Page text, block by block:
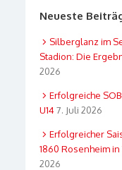
Neueste
Silberglanz im
Stadion: Die
2026
Erfolgreiche
U14 7. Juli 2026
Erfolgreicher
1860 Rosenheim
2026